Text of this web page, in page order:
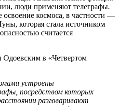
люди применяют телеграфы.
космоса, в частности —
которая стала источником
считается
в «Четвертом
устроены
посредством которых
разговаривают